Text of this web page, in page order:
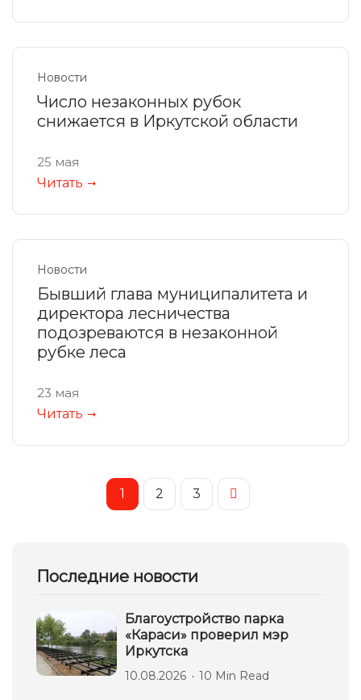
Новости
Число незаконных рубок
снижается в Иркутской области
25 мая
Читать
Новости
Бывший глава муниципалитета и
директора лесничества
подозреваются в незаконной
рубке леса
23 мая
Читать
1 2 3
Последние новости
Благоустройство парка
«Караси» проверил мэр
Иркутска
10.08.2026 10 Min Read